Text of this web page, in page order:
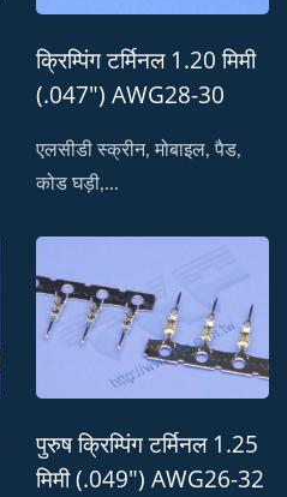
क्रिम्पिंग टर्मिनल 1.20 मिमी
(.047") AWG28-30
एलसीडी स्क्रीन, मोबाइल, पैड,
कोड घड़ी,...
पुरुष क्रिम्पिंग टर्मिनल 1.25
मिमी (.049") AWG26-32